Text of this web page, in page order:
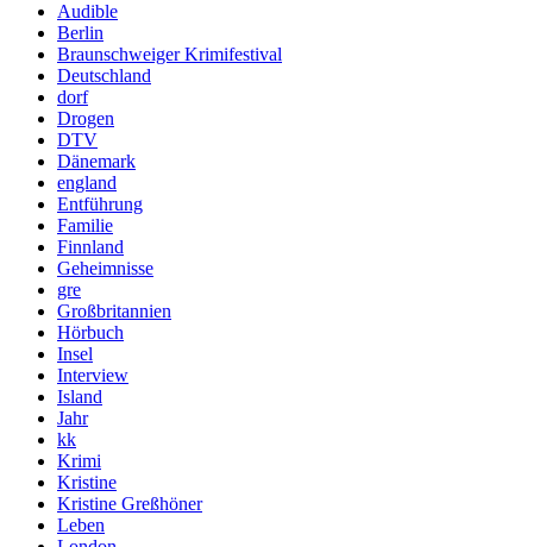
Audible
Berlin
Braunschweiger Krimifestival
Deutschland
dorf
Drogen
DTV
Dänemark
england
Entführung
Familie
Finnland
Geheimnisse
gre
Großbritannien
Hörbuch
Insel
Interview
Island
Jahr
kk
Krimi
Kristine
Kristine Greßhöner
Leben